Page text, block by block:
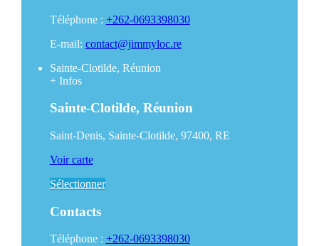
Téléphone : +262-0693398030
E-mail: contact@jimmyloc.re
Sainte-Clotilde, Réunion
+Infos
Sainte-Clotilde, Réunion
Saint-Denis, Sainte-Clotilde, 97400, RE
Voir carte
Sélectionner
Contacts
Téléphone : +262-0693398030